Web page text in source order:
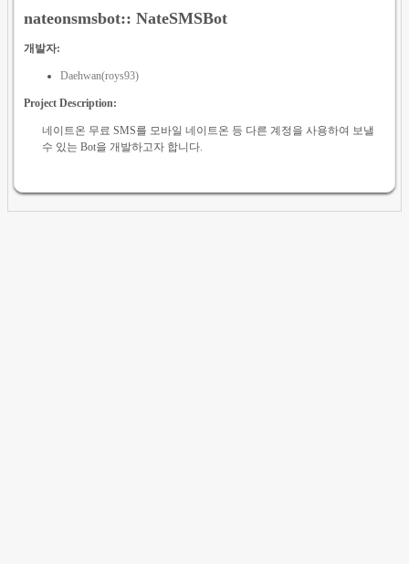
nateonsmsbot:: NateSMSBot
개발자:
Daehwan(roys93)
Project Description:
네이트온 무료 SMS를 모바일 네이트온 등 다른 계정을 사용하여 보낼
수 있는 Bot을 개발하고자 합니다.